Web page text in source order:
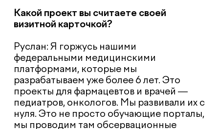
NDA. Мы с нуля создали его за неделю,
несколько раз перерисовав дизайн.
Этим мы утвердили репутацию в клиенте
Теперь, когда у нашего горячо любимого
клиента «горят сроки», они приходят к
нам. Мы уже шутим, что нас можно
называть агентство ASAP, но это,
конечно же больше шутка, так как мы
стараемся в коллективе соблюдать
work/life balance.